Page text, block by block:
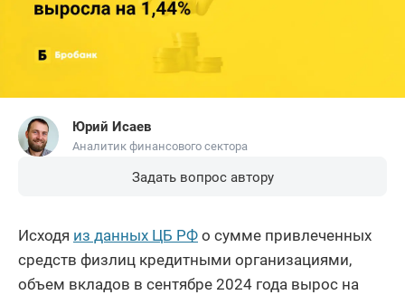
Юрий Исаев
Аналитик финансового сектора
Задать вопрос автору
Исходя из данных ЦБ РФ о сумме привлеченных
средств физлиц кредитными организациями,
объем вкладов в сентябре 2024 года вырос на